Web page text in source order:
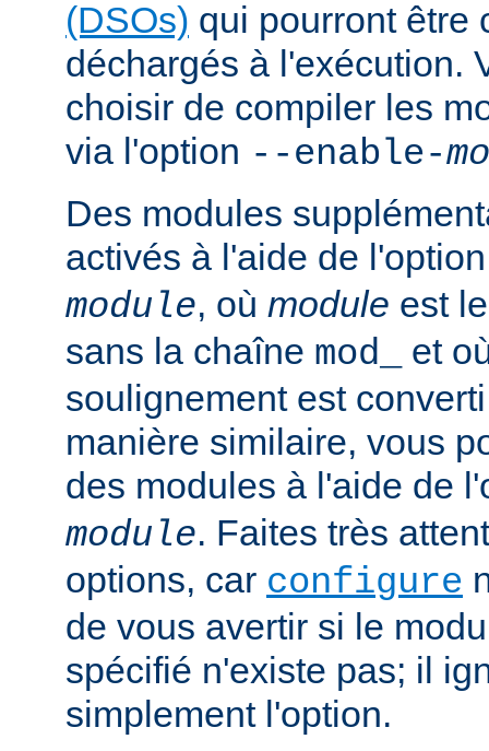
(DSOs) qui pourront être
déchargés à l'exécution.
choisir de compiler les
via l'option --enable-
Des modules
activés à l'aide de
module, où module est
sans la chaîne mod_
et
soulignement est
manière similaire, vous
des modules à l'aide de
module. Faites très
options, car configure
de vous avertir si le
spécifié n'existe pas; il
simplement l'option.